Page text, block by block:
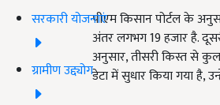
सरकारी योजनाएं
ग्रामीण उद्द्योग
पीएम किसान पोर्टल के
अंतर लगभग 19 हजार है.
अनुसार, तीसरी किस्त से कुल
डेटा में सुधार किया गया है,